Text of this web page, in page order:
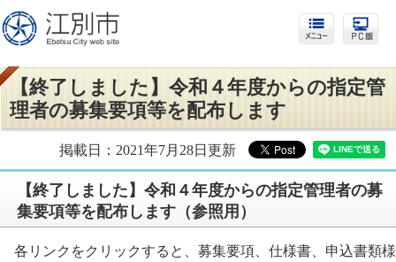
【終了しました】令和４年度からの指定管
理者の募集要項等を配布します
掲載日：2021年7月28日更新
【終了しました】令和４年度からの指定管理者の募
集要項等を配布します（参照用）
各リンクをクリックすると、募集要項、仕様書、申込書類様